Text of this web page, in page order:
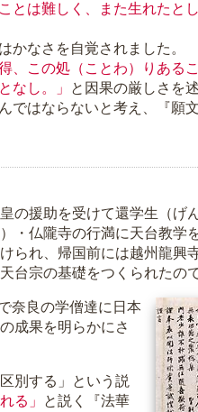
とは難しく、また生れたと
かなさを自覚されました。
、この処（ことわ）りある
なし。」
と因果の厳しさを
ではならないと考え、『願
援助を受けて還学生（げ
・仏隴寺の行満に天台教学
られ、帰国前には越州龍興
台宗の基礎をつくられたので
奈良の学僧達に日本
成果を明らかにさ
別する」という説
る」
と説く『法華